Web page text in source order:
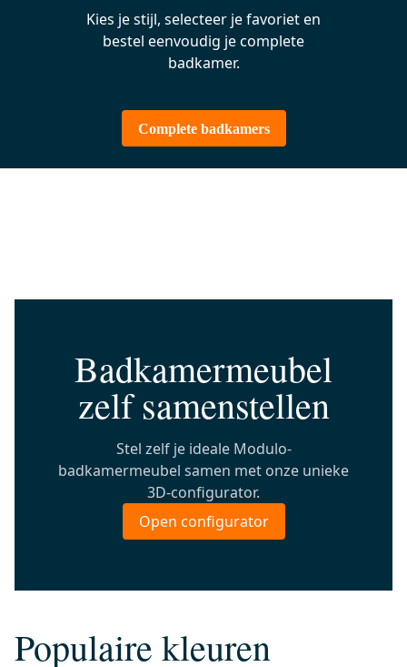
Kies je stijl, selecteer je favoriet en
bestel eenvoudig je complete
badkamer.
Complete badkamers
Badkamermeubel
zelf samenstellen
Stel zelf je ideale Modulo-
badkamermeubel samen met onze unieke
3D-configurator.
Open configurator
Populaire kleuren